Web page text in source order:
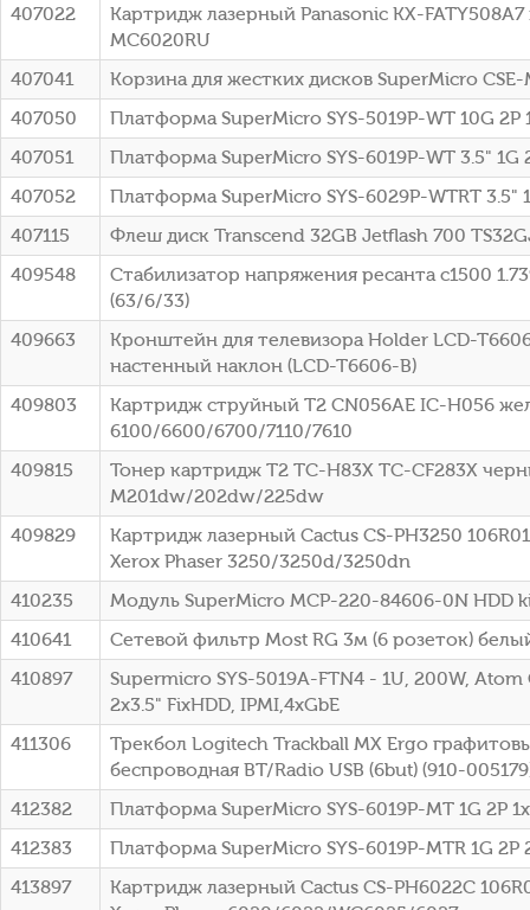
407022
Картридж лазерный Panasonic KX-
MC6020RU
407041
Корзина для жестких дисков SuperMicro CSE-
407050
Платформа SuperMicro SYS-5019P-WT 10G 2P
407051
Платформа SuperMicro SYS-6019P-WT 3.5" 1G
407052
Платформа SuperMicro SYS-6029P-WTRT 3.5"
407115
Флеш диск Transcend 32GB Jetflash 700
409548
Стабилизатор напряжения ресанта с1500
(63/6/33)
409663
Кронштейн для телевизора Holder LCD-
настенный наклон (LCD-T6606-B)
409803
Картридж струйный T2 CN056AE IC-H056
6100/6600/6700/7110/7610
409815
Тонер картридж T2 TC-H83X TC-CF283X
M201dw/202dw/225dw
409829
Картридж лазерный Cactus CS-PH3250
Xerox Phaser 3250/3250d/3250dn
410235
Модуль SuperMicro MCP-220-84606-0N HDD
410641
Сетевой фильтр Most RG 3м (6 розеток)
410897
Supermicro SYS-5019A-FTN4 - 1U, 200W, Atom
2x3.5" FixHDD, IPMI,4xGbE
411306
Трекбол Logitech Trackball MX Ergo
беспроводная BT/Radio USB (6but) (910-
412382
Платформа SuperMicro SYS-6019P-MT 1G 2P
412383
Платформа SuperMicro SYS-6019P-MTR 1G 2P
413897
Картридж лазерный Cactus CS-PH6022C